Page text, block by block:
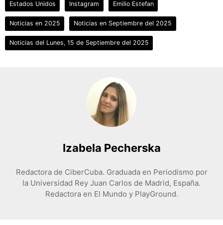
Estados Unidos Instagram Emilio Estefan
Noticias en 2025 Noticias en Septiembre del 2025
Noticias del Lunes, 15 de Septiembre del 2025
Izabela Pecherska
Redactora de CiberCuba. Graduada en Periodismo por
la Universidad Rey Juan Carlos de Madrid, España.
Redactora en El Mundo y PlayGround.